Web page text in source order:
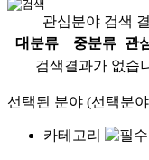
관심분야 검색
대분류
중분류
관
검색결과가 없습
선택된 분야 (선택분
카테고리